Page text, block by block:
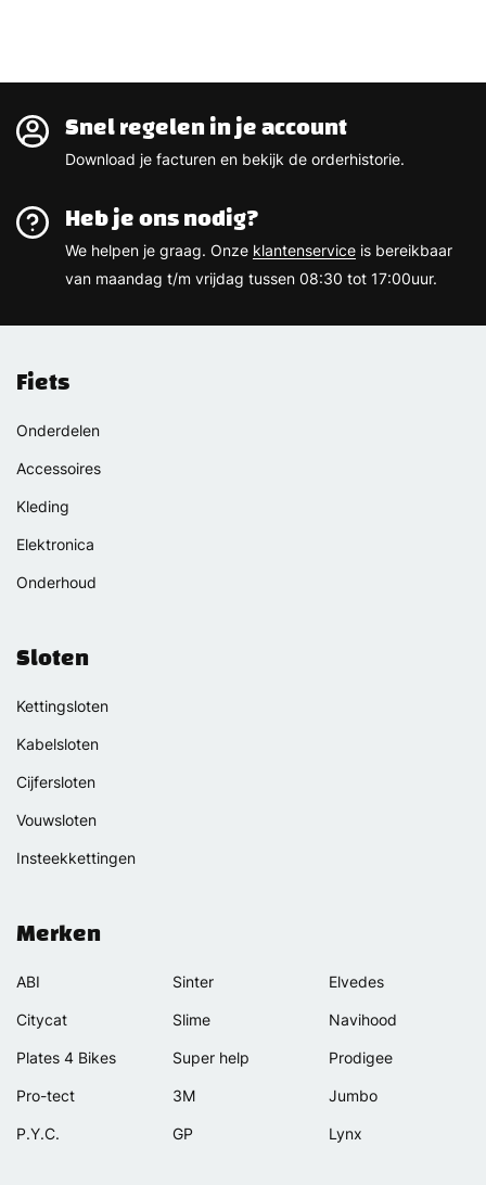
Snel regelen in je account
Download je facturen en bekijk de orderhistorie.
Heb je ons nodig?
We helpen je graag. Onze klantenservice is bereikbaar
van maandag t/m vrijdag tussen 08:30 tot 17:00uur.
Fiets
Onderdelen
Accessoires
Kleding
Elektronica
Onderhoud
Sloten
Kettingsloten
Kabelsloten
Cijfersloten
Vouwsloten
Insteekkettingen
Merken
ABI
Citycat
Plates 4 Bikes
Pro-tect
P.Y.C.
Sinter
Slime
Super help
3M
GP
Elvedes
Navihood
Prodigee
Jumbo
Lynx